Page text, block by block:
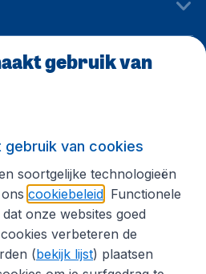
gebruik van
van cookies
soortgelijke technologieën
cookiebeleid . Functionele
onze websites goed
verbeteren de
(bekijk lijst) plaatsen